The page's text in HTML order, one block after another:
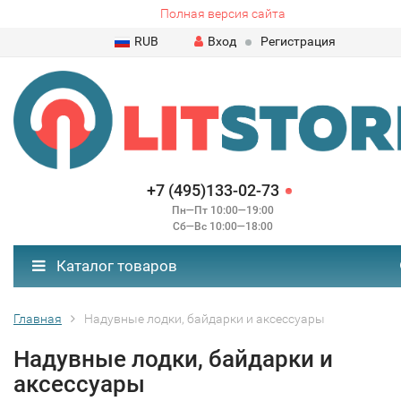
Полная версия сайта
RUB
Вход Регистрация
+7 (495)133-02-73
Пн—Пт 10:00—19:00
Сб—Вс 10:00—18:00
Каталог товаров
Главная Надувные лодки, байдарки и аксессуары
Надувные лодки, байдарки и
аксессуары